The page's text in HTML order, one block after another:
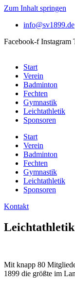
Zum Inhalt springen
info@sv1899.de
Facebook-f Instagram
Start
Verein
Badminton
Fechten
Gymnastik
Leichtathletik
Sponsoren
Start
Verein
Badminton
Fechten
Gymnastik
Leichtathletik
Sponsoren
Kontakt
Leichtathletik
Mit knapp 80
1899 die größte im